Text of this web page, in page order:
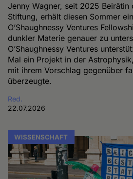
Jenny Wagner, seit 2025
Stiftung, erhält diesen Sommer
O’Shaughnessy Ventures
dunkler Materie genauer zu
O’Shaughnessy Ventures
Mal ein Projekt in der
mit ihrem Vorschlag gegenüber
überzeugte.
Red.
22.07.2026
WISSENSCHAFT